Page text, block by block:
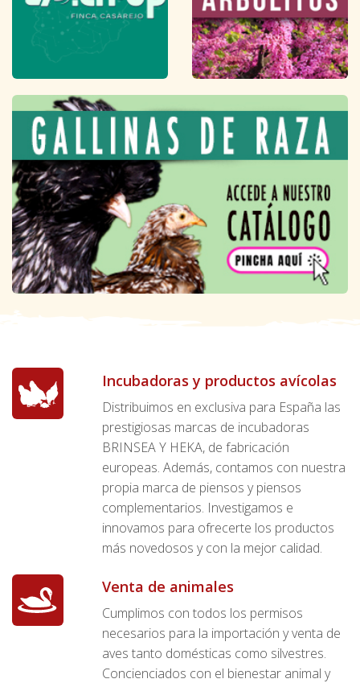
Incubadoras y productos avícolas
Distribuimos en exclusiva para España las
prestigiosas marcas de incubadoras
BRINSEA Y HEKA, de fabricación
europeas. Además, contamos con nuestra
propia marca de piensos y piensos
complementarios. Investigamos e
innovamos para ofrecerte los productos
más novedosos y con la mejor calidad.
Venta de animales
Cumplimos con todos los permisos
necesarios para la importación y venta de
aves tanto domésticas como silvestres.
Concienciados con el bienestar animal y